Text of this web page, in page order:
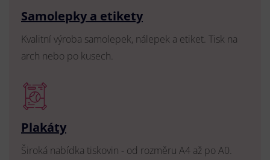
Samolepky a etikety
Kvalitní výroba samolepek, nálepek a etiket. Tisk na
arch nebo po kusech.
Plakáty
Široká nabídka tiskovin - od rozměru A4 až po A0.